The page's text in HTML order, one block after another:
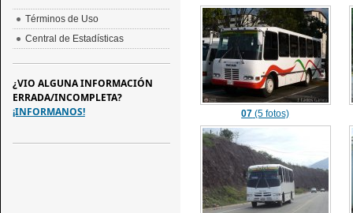
07 (5 fotos)
Términos de Uso
Central de Estadísticas
¿VIO ALGUNA INFORMACIÓN
ERRADA/INCOMPLETA?
¡INFORMANOS!